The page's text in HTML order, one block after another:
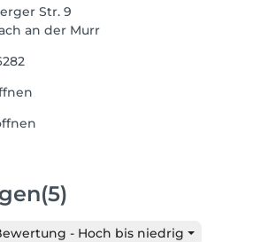
Str. 9
an der Murr
(5)
- Hoch bis niedrig